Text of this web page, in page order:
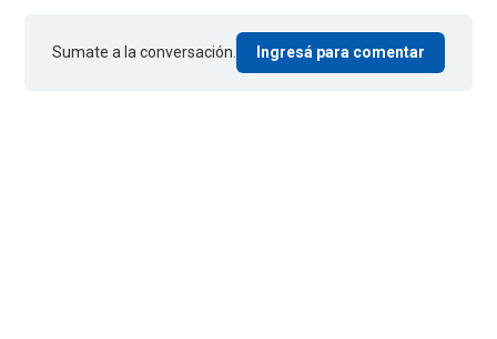
Sumate a la conversación. Ingresá para comentar